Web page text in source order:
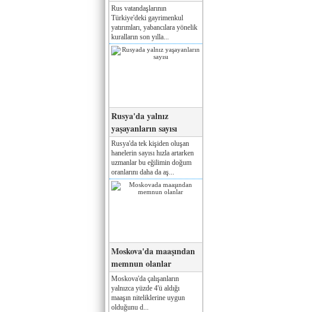
Rus vatandaşlarının
Türkiye'deki gayrimenkul
yatırımları, yabancılara yönelik
kuralların son yılla...
Rusya'da yalnız
yaşayanların sayısı
Rusya'da tek kişiden oluşan
hanelerin sayısı hızla artarken
uzmanlar bu eğilimin doğum
oranlarını daha da aş...
Moskova'da maaşından
memnun olanlar
Moskova'da çalışanların
yalnızca yüzde 4'ü aldığı
maaşın niteliklerine uygun
olduğunu d...